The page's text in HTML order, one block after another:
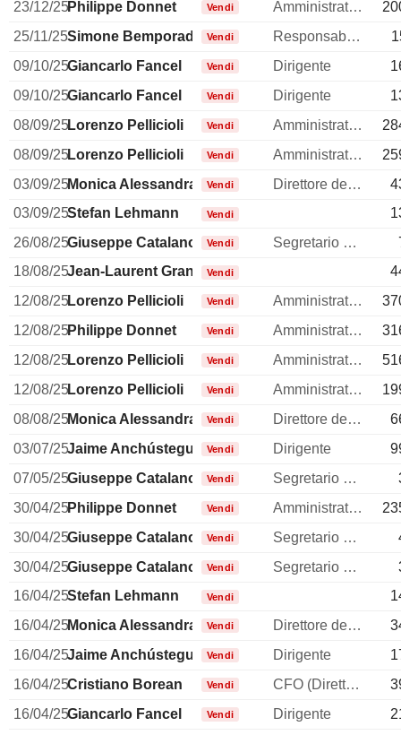
23/12/25Philippe Donnet Vendi Amministratore delegato
25/11/25Simone Bemporad Vendi Responsabile della comunicazione
09/10/25Giancarlo Fancel Vendi Dirigente
09/10/25Giancarlo Fancel Vendi Dirigente
08/09/25Lorenzo Pellicioli Vendi Amministratore
08/09/25Lorenzo Pellicioli Vendi Amministratore
03/09/25Monica Alessandra Possa
Vendi Direttore delle risorse umane
03/09/25Stefan Lehmann Vendi
26/08/25Giuseppe Catalano Vendi Segretario generale
18/08/25Jean-Laurent GranierVendi
12/08/25Lorenzo Pellicioli Vendi Amministratore
12/08/25Philippe Donnet Vendi Amministratore delegato
12/08/25Lorenzo Pellicioli Vendi Amministratore
12/08/25Lorenzo Pellicioli Vendi Amministratore
08/08/25Monica Alessandra Possa
Vendi Direttore delle risorse umane
03/07/25Jaime Anchústegui Melgarejo
Vendi Dirigente
07/05/25Giuseppe Catalano Vendi Segretario generale
30/04/25Philippe Donnet Vendi Amministratore delegato
30/04/25Giuseppe Catalano Vendi Segretario generale
30/04/25Giuseppe Catalano Vendi Segretario generale
16/04/25Stefan Lehmann Vendi
16/04/25Monica Alessandra Possa
Vendi Direttore delle risorse umane
16/04/25Jaime Anchústegui Melgarejo
Vendi Dirigente
16/04/25Cristiano Borean Vendi CFO (Direttore finanziario)
16/04/25Giancarlo Fancel Vendi Dirigente